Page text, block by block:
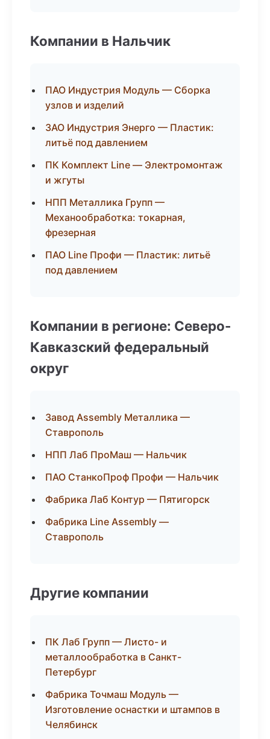
Компании в Нальчик
ПАО Индустрия Модуль — Сборка
узлов и изделий
ЗАО Индустрия Энерго — Пластик:
литьё под давлением
ПК Комплект Line — Электромонтаж
и жгуты
НПП Металлика Групп —
Механообработка: токарная,
фрезерная
ПАО Line Профи — Пластик: литьё
под давлением
Компании в регионе: Северо-
Кавказский федеральный
округ
Завод Assembly Металлика —
Ставрополь
НПП Лаб ПроМаш — Нальчик
ПАО СтанкоПроф Профи — Нальчик
Фабрика Лаб Контур — Пятигорск
Фабрика Line Assembly —
Ставрополь
Другие компании
ПК Лаб Групп — Листо- и
металлообработка в Санкт-
Петербург
Фабрика Точмаш Модуль —
Изготовление оснастки и штампов в
Челябинск